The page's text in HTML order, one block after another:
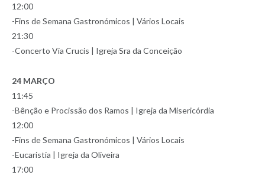
12:00
-Fins de Semana Gastronómicos | Vários Locais
21:30
-Concerto Via Crucis | Igreja Sra da Conceição
24 MARÇO
11:45
-Bênção e Procissão dos Ramos | Igreja da Misericórdia
12:00
-Fins de Semana Gastronómicos | Vários Locais
-Eucaristia | Igreja da Oliveira
17:00